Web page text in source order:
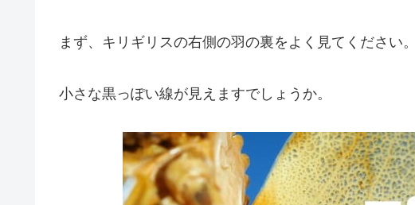
まず、キリギリスの右側の羽の裏をよく見てください。
小さな黒っぽい線が見えますでしょうか。